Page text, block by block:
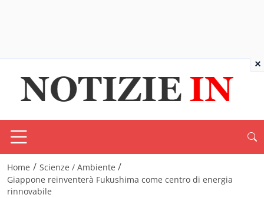
Home / Scienze / Ambiente /
Giappone reinventerà Fukushima come centro di energia
rinnovabile
×